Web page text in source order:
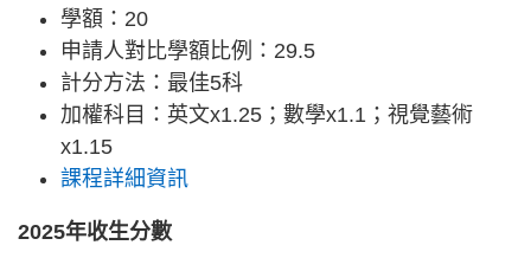
學額：20
申請人對比學額比例：29.5
計分方法：最佳5科
加權科目：英文x1.25；數學x1.1；視覺藝術
x1.15
課程詳細資訊
2025年收生分數